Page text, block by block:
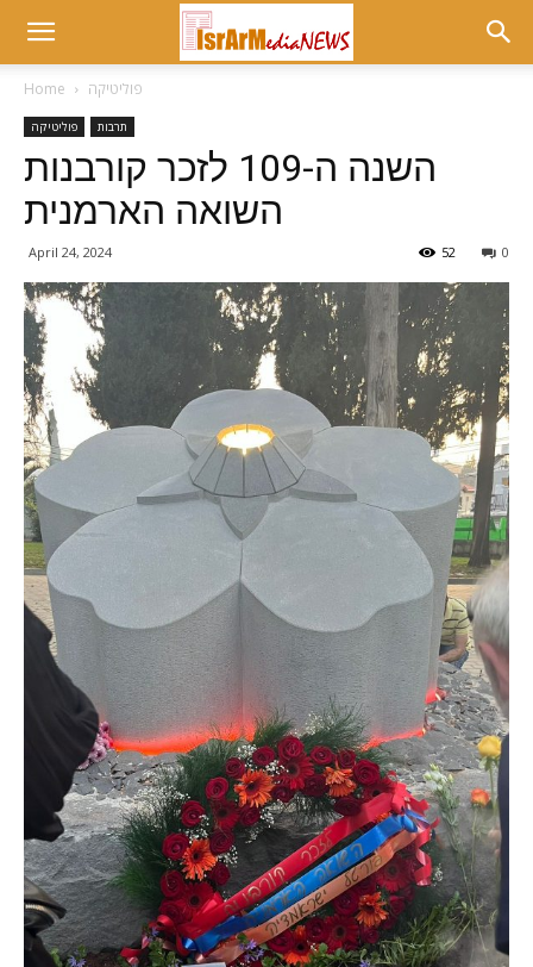
Home פוליטיקה
פוליטיקה תרבות
השנה ה-109 לזכר קורבנות
השואה הארמנית
April 24, 2024 0
52